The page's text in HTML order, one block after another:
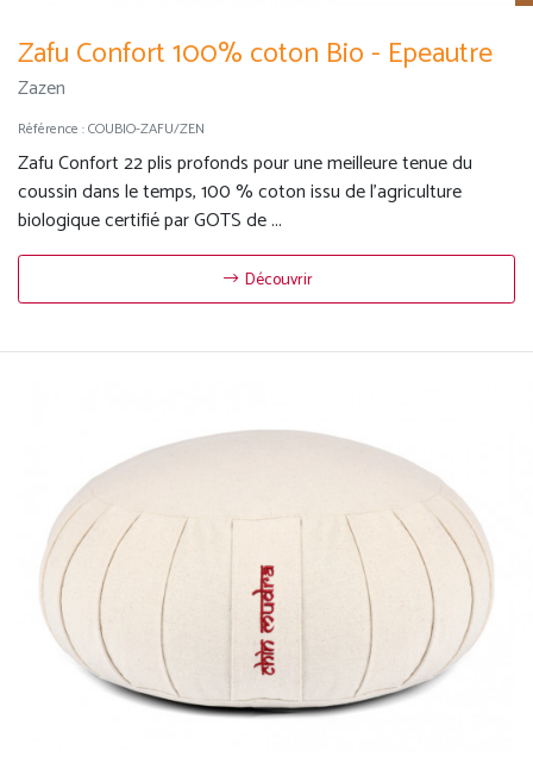
Zafu Confort 100% coton Bio - Epeautre
Zazen
Référence :COUBIO-ZAFU/ZEN
Zafu Confort 22 plis profonds pour une meilleure tenue du
coussin dans le temps, 100 % coton issu de l'agriculture
biologique certifié par GOTS de ...
Découvrir